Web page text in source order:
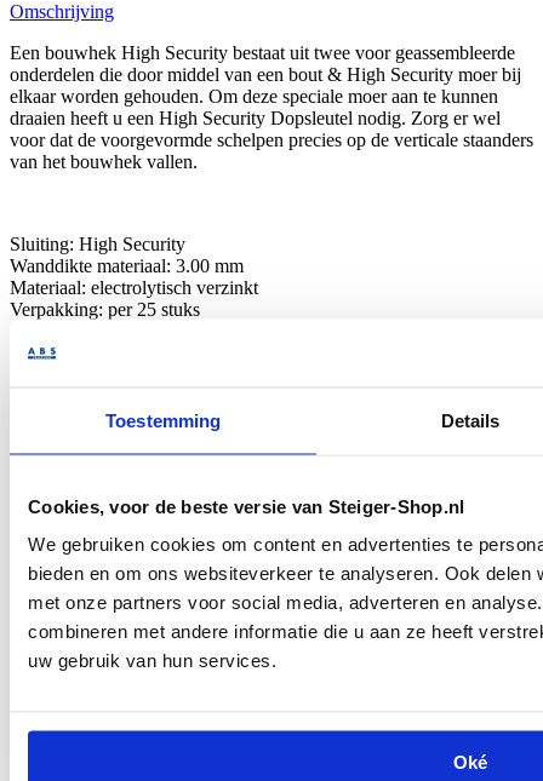
Toestemming Details
Cookies, voor de beste versie van Steiger-Shop.nl
We gebruiken cookies om content en advertenties te
bieden en om ons websiteverkeer te analyseren. Ook
met onze partners voor social media, adverteren en
combineren met andere informatie die u aan ze heeft
uw gebruik van hun services.
Oké
Omschrijving
Een bouwhek High Security bestaat uit twee voor geassembleerde
onderdelen die door middel van een bout & High Security moer bij
elkaar worden gehouden. Om deze speciale moer aan te kunnen
draaien heeft u een High Security Dopsleutel nodig. Zorg er wel
voor dat de voorgevormde schelpen precies op de verticale staanders
van het bouwhek vallen.
Sluiting: High Security
Wanddikte materiaal: 3.00 mm
Materiaal: electrolytisch verzinkt
Verpakking: per 25 stuks
Kleurlabel: blauw
B.0112
Security